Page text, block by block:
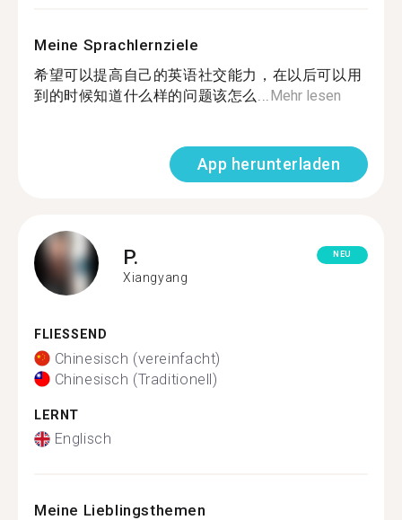
Meine Sprachlernziele
希望可以提高自己的英语社交能力，在以后可以用
到的时候知道什么样的问题该怎么...Mehr lesen
App herunterladen
P.
Xiangyang
NEU
FLIESSEND
Chinesisch (vereinfacht)
Chinesisch (Traditionell)
LERNT
Englisch
Meine Lieblingsthemen